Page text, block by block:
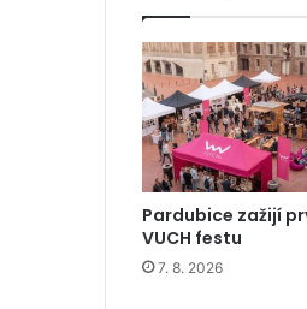
Pardubice zažijí
VUCH festu
7. 8. 2026